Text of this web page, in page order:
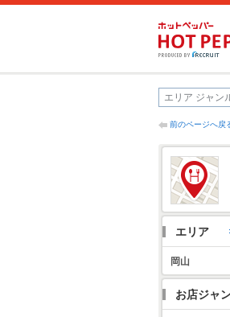
前のページへ戻
エリア
岡山
お店ジャ